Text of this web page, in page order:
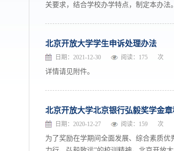
关要求，结合学校办学特点，制定本办
北京开放大学学生申诉处理办法
日期：2021-12-30 阅读： 175 次
详情请见附件。
北京开放大学北京银行弘毅奖学金章
日期：2020-12-27 阅读： 159 次
为了奖励在学期间全面发展、综合素质